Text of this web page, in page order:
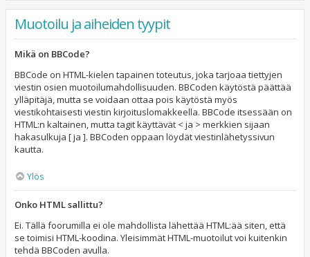
Muotoilu ja aiheiden tyypit
Mikä on BBCode?
BBCode on HTML-kielen tapainen toteutus, joka tarjoaa tiettyjen
viestin osien muotoilumahdollisuuden. BBCoden käytöstä päättää
ylläpitäjä, mutta se voidaan ottaa pois käytöstä myös
viestikohtaisesti viestin kirjoituslomakkeella. BBCode itsessään on
HTML:n kaltainen, mutta tagit käyttävät < ja > merkkien sijaan
hakasulkuja [ ja ]. BBCoden oppaan löydät viestinlähetyssivun
kautta.
Ylös
Onko HTML sallittu?
Ei. Tällä foorumilla ei ole mahdollista lähettää HTML:ää siten, että
se toimisi HTML-koodina. Yleisimmät HTML-muotoilut voi kuitenkin
tehdä BBCoden avulla.